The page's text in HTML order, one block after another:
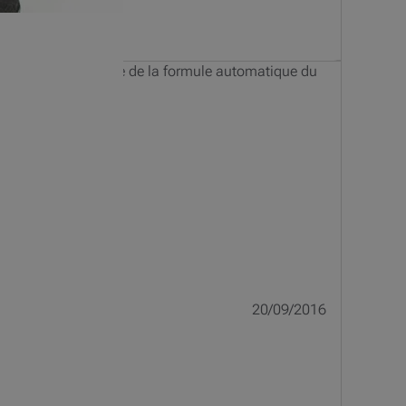
20/09/2016
peut-être encore de la formule automatique du